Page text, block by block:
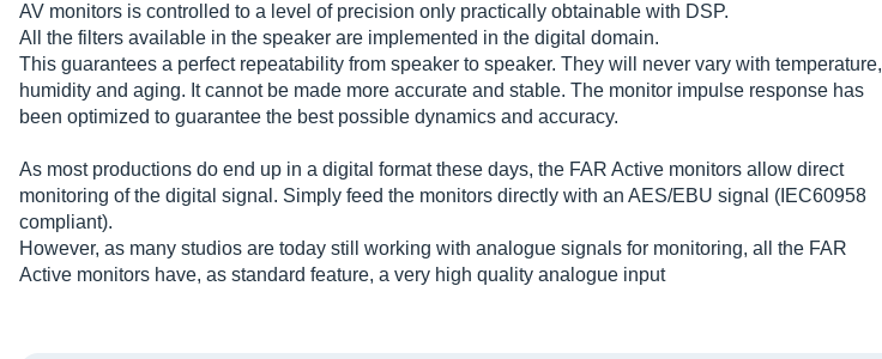
AV monitors is controlled to a level of precision only practically obtainable with DSP.
All the filters available in the speaker are implemented in the digital domain.
This guarantees a perfect repeatability from speaker to speaker. They will never vary with temperature,
humidity and aging. It cannot be made more accurate and stable. The monitor impulse response has
been optimized to guarantee the best possible dynamics and accuracy.
As most productions do end up in a digital format these days, the FAR Active monitors allow direct
monitoring of the digital signal. Simply feed the monitors directly with an AES/EBU signal (IEC60958
compliant).
However, as many studios are today still working with analogue signals for monitoring, all the FAR
Active monitors have, as standard feature, a very high quality analogue input